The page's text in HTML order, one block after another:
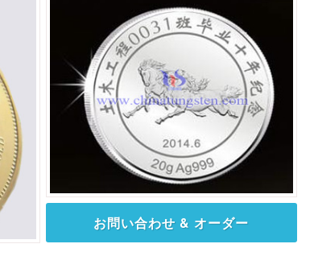
お問い合わせ & オーダー